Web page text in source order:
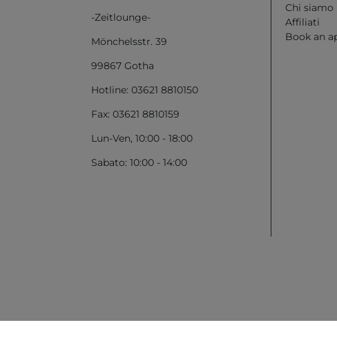
-Zeitlounge-
Mönchelsstr. 39
99867 Gotha
Hotline: 03621 8810150
Fax: 03621 8810159
Lun-Ven, 10:00 - 18:00
Sabato: 10:00 - 14:00
Chi siamo
Affiliati
Book an